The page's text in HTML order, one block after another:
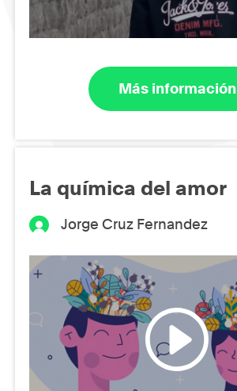
Más información
La química del amor
Jorge Cruz Fernandez